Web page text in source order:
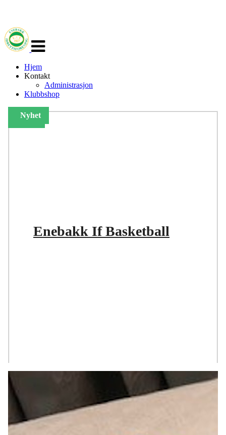
navigasjon
Hjem
Kontakt
Administrasjon
Klubbshop
Enebakk If Basketball
Basketball gruppa til EIF er for tiden ikke aktiv. Vi
beklager dette og håper at vi i fremtiden kan få den opp
på et aktivt nivå igjen. Har du lyst til å bidra eller andre
inspill så ta kontakt med daglig leder i EIF p&
Nyhet
Nyhet
Nyhet